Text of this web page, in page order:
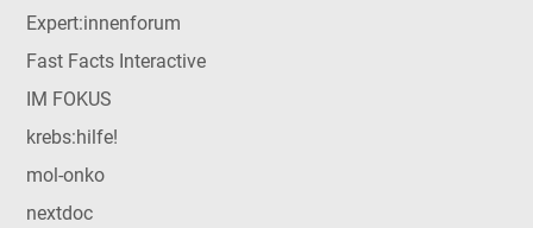
Expert:innenforum
Fast Facts Interactive
IM FOKUS
krebs:hilfe!
mol-onko
nextdoc